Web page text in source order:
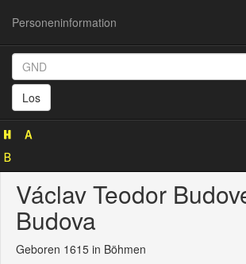
Personeninformation
Los
129948977)
Václav Teodor
Budova
Geboren 1615 in Böhmen